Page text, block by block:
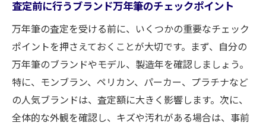
査定前に行うブランド万年筆のチェックポイント
万年筆の査定を受ける前に、いくつかの重要なチェック
ポイントを押さえておくことが大切です。まず、自分の
万年筆のブランドやモデル、製造年を確認しましょう。
特に、モンブラン、ペリカン、パーカー、プラチナなど
の人気ブランドは、査定額に大きく影響します。次に、
全体的な外観を確認し、キズや汚れがある場合は、事前